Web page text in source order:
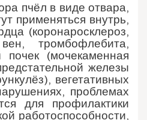
пчёл в виде отвара,
применяться внутрь,
(коронаросклероз,
тромбофлебита,
почек (мочекаменная
железы
вегетативных
проблемах
для профилактики
работоспособности,